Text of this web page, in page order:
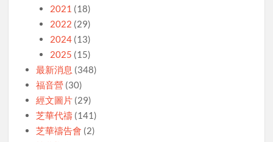
2021 (18)
2022 (29)
2024(13)
2025 (15)
最新消息 (348)
福音營 (30)
經文圖片 (29)
芝華代禱 (141)
芝華禱告會 (2)